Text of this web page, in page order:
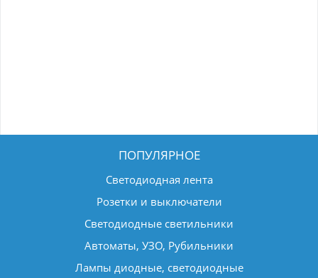
ПОПУЛЯРНОЕ
Светодиодная лента
Розетки и выключатели
Светодиодные светильники
Автоматы, УЗО, Рубильники
Лампы диодные, светодиодные